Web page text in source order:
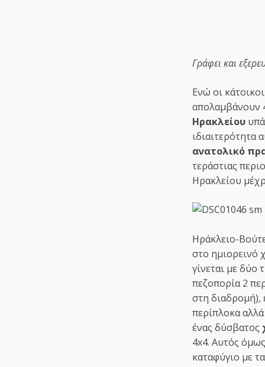
Γράφει και
Ενώ οι
απολαμβάνουν
Ηρακλείου
ιδιαιτερότητα
ανατολικό
τεράστιας
Ηρακλείου
Ηράκλειο-
στο ημιορεινό
γίνεται με δύο
πεζοπορία 2
στη διαδρομή),
περίπλοκα
ένας δύσβατος
4x4. Αυτός
καταφύγιο με